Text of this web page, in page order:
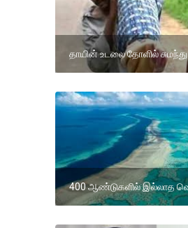
தாயின் உடலை தோளில்
400 ஆண்டுகளில் இல்லாத